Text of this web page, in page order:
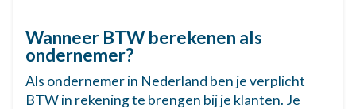
design.
Telecommunicatie
21%
Wanneer BTW berekenen als
ondernemer?
Als ondernemer in Nederland ben je verplicht
BTW in rekening te brengen bij je klanten. Je